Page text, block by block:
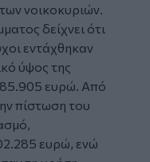
νοικοκυριών.
δείχνει ότι
εντάχθηκαν
ύψος της
ευρώ. Από
πίστωση του
ευρώ, ενώ